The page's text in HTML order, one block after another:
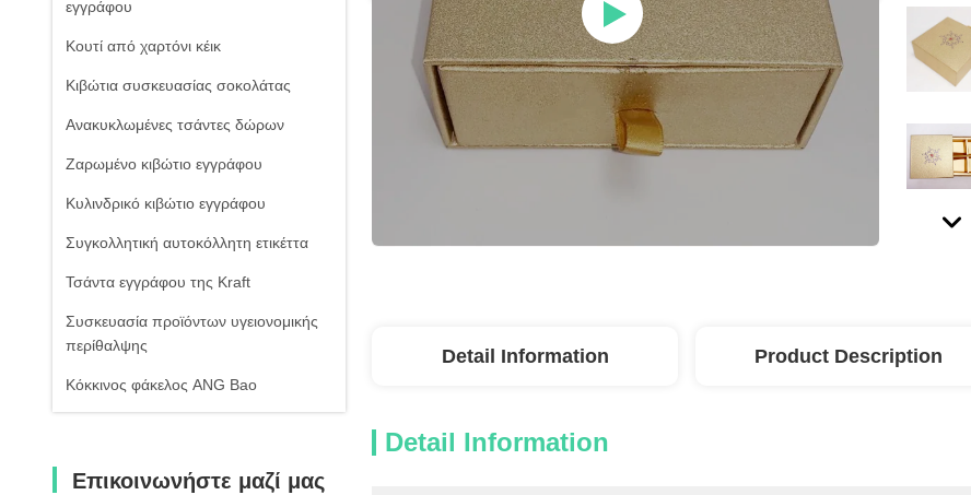
εγγράφου
Κουτί από χαρτόνι κέικ
Κιβώτια συσκευασίας σοκολάτας
Ανακυκλωμένες τσάντες δώρων
Ζαρωμένο κιβώτιο εγγράφου
Κυλινδρικό κιβώτιο εγγράφου
Συγκολλητική αυτοκόλλητη ετικέττα
Τσάντα εγγράφου της Kraft
Συσκευασία προϊόντων υγειονομικής
περίθαλψης
Κόκκινος φάκελος ANG Bao
Επικοινωνήστε μαζί μας
Detail Information Product Description
Detail Information